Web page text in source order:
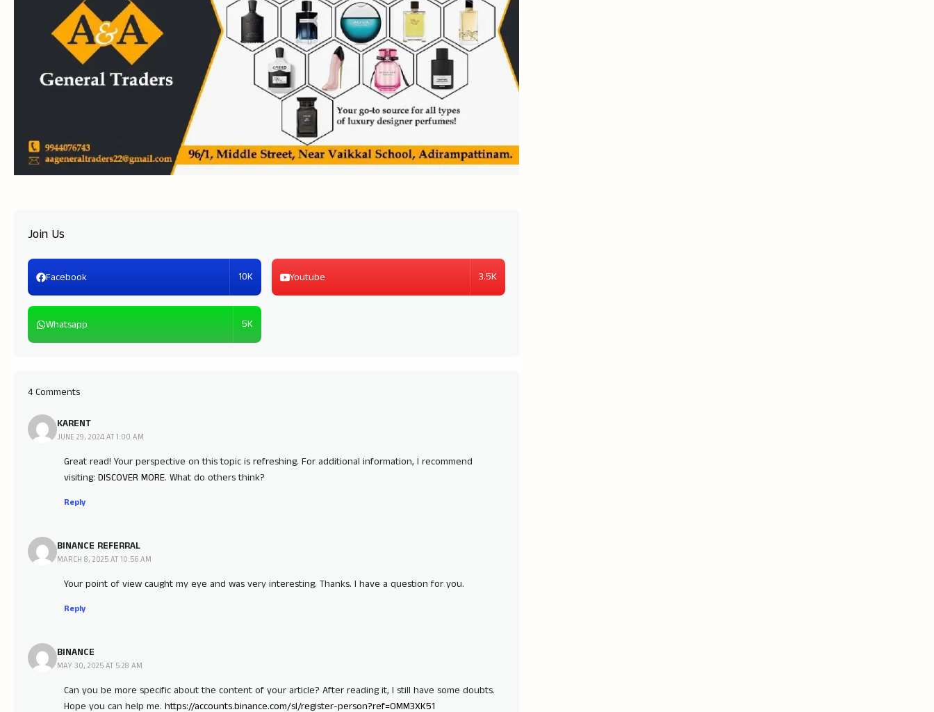
Join Us
Facebook 10K Youtube 3.5K
Whatsapp 5K
4 Comments
KARENT
JUNE 29, 2024 AT 1:00 AM
Great read! Your perspective on this topic is refreshing. For additional information, I recommend
visiting: DISCOVER MORE. What do others think?
Reply
BINANCE REFERRAL
MARCH 8, 2025 AT 10:56 AM
Your point of view caught my eye and was very interesting. Thanks. I have a question for you.
Reply
BINANCE
MAY 30, 2025 AT 5:28 AM
Can you be more specific about the content of your article? After reading it, I still have some doubts.
Hope you can help me. https://accounts.binance.com/sl/register-person?ref=OMM3XK51